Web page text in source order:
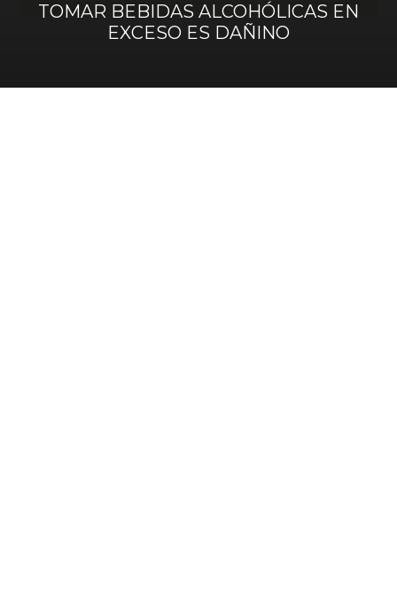
TOMAR BEBIDAS ALCOHÓLICAS EN
EXCESO ES DAÑINO